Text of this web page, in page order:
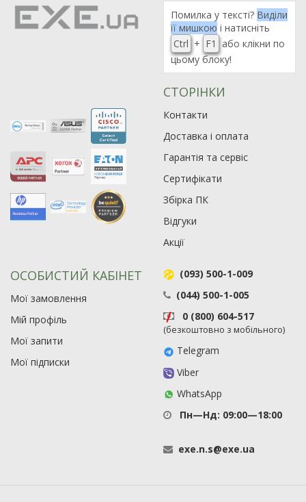
90
Помилка у тексті? Виділи
її мишкою і натисніть
Ctrl + F1
або клікни по
цьому блоку!
СТОРІНКИ
Контакти
Доставка і оплата
Гарантія та сервіс
Сертифікати
Збірка ПК
Відгуки
Акції
ОСОБИСТИЙ КАБІНЕТ
Мої замовлення
Мій профіль
Мої запити
Мої підписки
(093) 500-1-009
(044) 500-1-005
0 (800) 604-517
(безкоштовно з мобільного)
Telegram
Viber
WhatsApp
Пн—Нд: 09:00—18:00
exe.n.s@exe.ua